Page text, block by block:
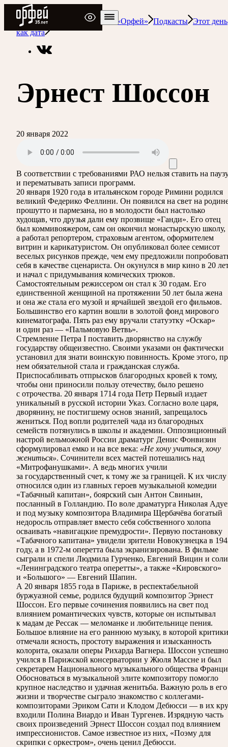
Радио Орфей
Радио классической музыки «Орфей»
Подкасты Этот день
как дата
Эрнест Шоссон
20 января 2022
В соответствии с требованиями РАО нельзя ставить на
и перематывать записи программ.
20 января 1920 года в итальянском городе Римини родился
великий Федерико Феллини. Он появился на свет на
прошутто и пармезана, но в молодости был настолько
худощав, что друзья дали ему прозвище «Ганди». Его отец
был коммивояжером, сам он окончил монастырскую школу,
а работал репортером, страховым агентом, оформителем
витрин и карикатуристом. Он опубликовал более семисот
веселых рисунков прежде, чем ему предложили
себя в качестве сценариста. Он окунулся в мир кино в 20
и начал с придумывания комических трюков.
Самостоятельным режиссером он стал к 30 годам. Его
единственной женщиной на протяжении 50 лет была жена
и она же стала его музой и ярчайшей звездой его фильмов.
Большинство его картин вошли в золотой фонд мирового
кинематографа. Пять раз ему вручали статуэтку «Оскар»
и один раз — «Пальмовую Ветвь».
Стремление Петра I поставить дворянство на службу
государству общеизвестно. Своими указами он фактически
установил для знати воинскую повинность. Кроме этого,
нем обязательной стала и гражданская служба.
Приспосабливать отпрысков благородных кровей к тому,
чтобы они приносили пользу отечеству, было решено
с отрочества. 20 января 1714 года Петр Первый издает
уникальный в русской истории Указ. Согласно воле царя,
дворянину, не постигшему основ знаний, запрещалось
жениться. Под вопли родителей чада из благородных
семейств потянулись в школы и академии. Оппозиционный
настрой вельможной России драматург Денис Фонвизин
сформулировал емко и на все века: «Не хочу учиться, хочу
жениться». Сочинители всех мастей потешались над
«Митрофанушками». А ведь многих учили
за государственный счет, к тому же за границей. К их числу
относился один из главных героев музыкальной комедии
«Табачный капитан», боярский сын Антон Свиньин,
посланный в Голландию. По воле драматурга Николая
и под музыку композитора Владимира Щербачёва богатый
недоросль отправляет вместо себя собственного холопа
осваивать «навигацкие премудрости». Первую постановку
«Табачного капитана» увидели зрители Новокузнецка в
году, а в 1972-м оперетта была экранизирована. В фильме
сыграли и спели Людмила Гурченко, Евгений Вицин и
«Ленинградского театра оперетты», а также «Кировского»
и «Большого» — Евгений Шапин.
А 20 января 1855 года в Париже, в респектабельной
буржуазной семье, родился будущий композитор Эрнест
Шоссон. Его первые сочинения появились на свет под
влиянием романтических чувств, которые он испытывал
к мадам де Рессак — меломанке и любительнице пения.
Большое влияние на его раннюю музыку, в которой критики
отмечали ясность, простоту выражения и изысканность
колорита, оказали оперы Рихарда Вагнера. Шоссон успешно
учился в Парижской консерватории у Жюля Массне и был
секретарем Национального музыкального общества
Обосноваться в музыкальной элите композитору помогло
крупное наследство и удачная женитьба. Важную роль в его
жизни и творчестве сыграло знакомство с коллегами-
композиторами Эриком Сати и Клодом Дебюсси — в их
входили Полина Виардо и Иван Тургенев. Изрядную часть
своих произведений Эрнест Шоссон создал под влиянием
импрессионистов. Самое известное из них, «Поэму для
скрипки с оркестром», очень ценил Дебюсси.